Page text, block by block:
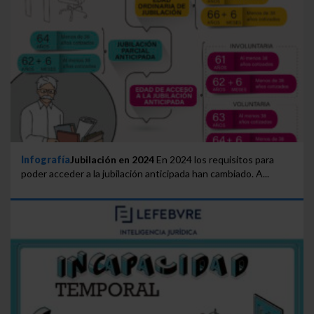
InfografíaJubilación en 2024 En 2024 los requisitos para
poder acceder a la jubilación anticipada han cambiado. A...